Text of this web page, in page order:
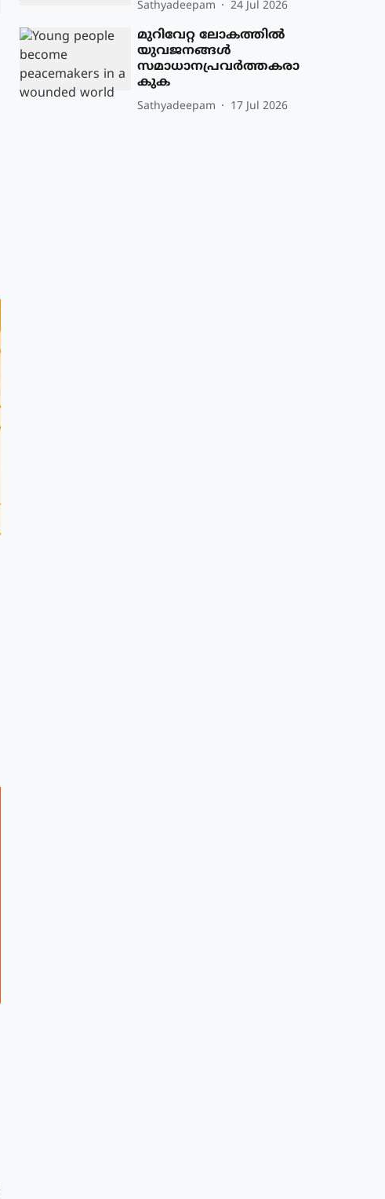
Sathyadeepam 24 Jul 2026
മുറിവേറ്റ ലോകത്തില്‍
യുവജനങ്ങള്‍
സമാധാനപ്രവര്‍ത്തകരാ
കുക
Sathyadeepam 17 Jul 2026